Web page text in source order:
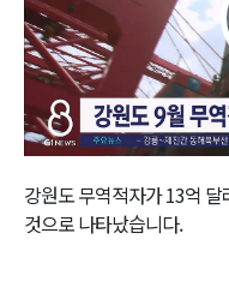
강원도 무역적자가 13억
것으로 나타났습니다.